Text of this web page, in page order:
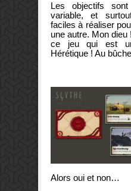
Les objectifs
variable, et
faciles à réaliser
une autre. Mon dieu
ce jeu qui est
Hérétique ! Au
Alors oui et non…